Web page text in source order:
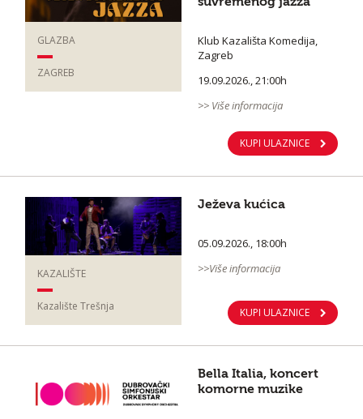
GLAZBA
ZAGREB
Klub Kazališta Komedija,
Zagreb
19.09.2026., 21:00h
>> Više informacija
KUPI ULAZNICE
KAZALIŠTE
Kazalište Trešnja
Ježeva kućica
05.09.2026., 18:00h
>>Više informacija
KUPI ULAZNICE
Bella Italia, koncert
komorne muzike